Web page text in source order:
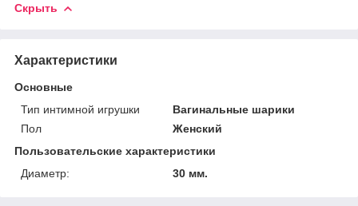
Скрыть
Характеристики
Основные
Тип интимной игрушки
Вагинальные шарики
Пол
Женский
Пользовательские характеристики
Диаметр:
30 мм.